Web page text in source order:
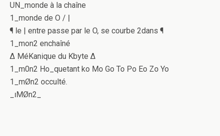
UN_monde à la chaîne
1_monde de O / |
¶ le | entre passe par le O, se courbe 2dans ¶
1_mon2 enchaîné
∆ MéKanique du Kbyte ∆
1_m0n2 Ho_quetant ko Mo Go To Po Eo Zo Yo
1_mØn2 occulté.
_ıMØn2_